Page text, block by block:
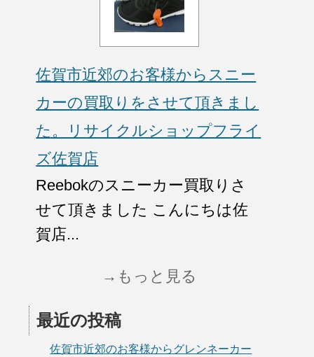
佐賀市近郊のお客様からスニー
カーの買取りをさせて頂きまし
た。リサイクルショップフライ
ズ佐賀店
Reebokのスニーカー買取りさ
せて頂きました こんにちは佐
賀店...
→もっと見る
最近の投稿
佐賀市近郊のお客様からグレンネーカー